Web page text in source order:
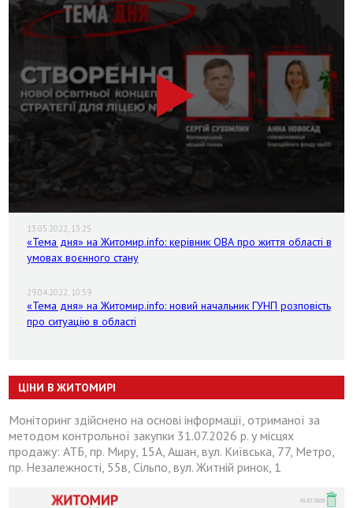
13.05.2022, 13:25
«Тема дня» на Житомир.info: керівник ОВА про життя області в
умовах воєнного стану
29.04.2022, 10:59
«Тема дня» на Житомир.info: новий начальник ГУНП розповість
про ситуацію в області
ЦІНИ В ЖИТОМИРІ
Моніторинг здійснено на основі інформації, отриманої за
методом контрольної закупки 31.07.2026 р. у місцях
продажу: АТБ, пр. Миру, 15А, Ашан, вул. Київська, 77, Метро,
пр. Незалежності, 55в, Сільпо, вул. Житній ринок, 1